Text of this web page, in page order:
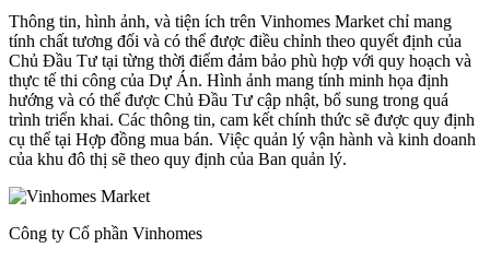
Thông tin, hình ảnh, và tiện ích trên Vinhomes Market chỉ mang
tính chất tương đối và có thể được điều chỉnh theo quyết định của
Chủ Đầu Tư tại từng thời điểm đảm bảo phù hợp với quy hoạch và
thực tế thi công của Dự Án. Hình ảnh mang tính minh họa định
hướng và có thể được Chủ Đầu Tư cập nhật, bổ sung trong quá
trình triển khai. Các thông tin, cam kết chính thức sẽ được quy định
cụ thể tại Hợp đồng mua bán. Việc quản lý vận hành và kinh doanh
của khu đô thị sẽ theo quy định của Ban quản lý.
Công ty Cổ phần Vinhomes